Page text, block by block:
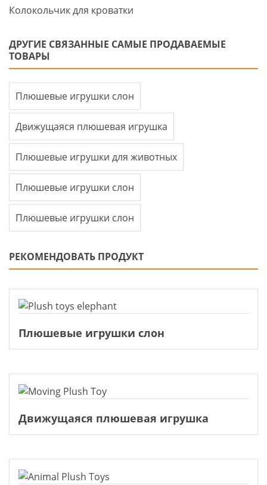
Колокольчик для кроватки
ДРУГИЕ СВЯЗАННЫЕ САМЫЕ ПРОДАВАЕМЫЕ
ТОВАРЫ
Плюшевые игрушки слон
Движущаяся плюшевая игрушка
Плюшевые игрушки для животных
Плюшевые игрушки слон
Плюшевые игрушки слон
РЕКОМЕНДОВАТЬ ПРОДУКТ
Плюшевые игрушки слон
Движущаяся плюшевая игрушка